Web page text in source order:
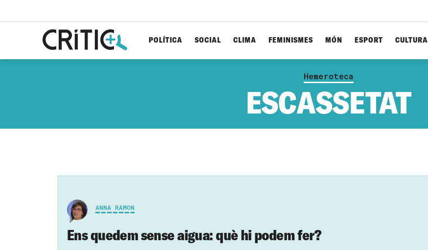
POLÍTICA SOCIAL CLIMA FEMINISMES MÓN ESPORT CULTURA
Hemeroteca
ESCASSETAT
ANNA RAMON
Ens quedem sense aigua: què hi podem fer?